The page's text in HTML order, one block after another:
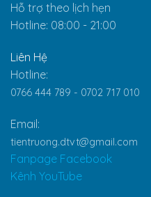
Hỗ trợ theo lịch hẹn
Hotline: 08:00 - 21:00
Liên Hệ
Hotline:
0766 444 789 - 0702 717 010
Email:
tientruong.dtvt@gmail.com
Fanpage Facebook
Kênh YouTube